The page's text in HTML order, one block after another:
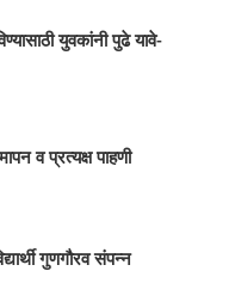
युवकांनी पुढे यावे-
व प्रत्यक्ष पाहणी
गुणगौरव संपन्न